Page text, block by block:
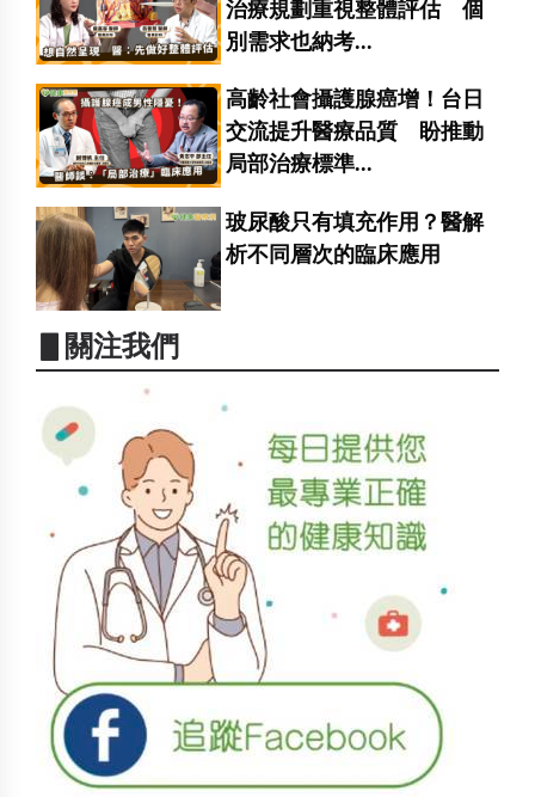
治療規劃重視整體評估 個
別需求也納考...
高齡社會攝護腺癌增！台日
交流提升醫療品質 盼推動
局部治療標準...
玻尿酸只有填充作用？醫解
析不同層次的臨床應用
▋關注我們